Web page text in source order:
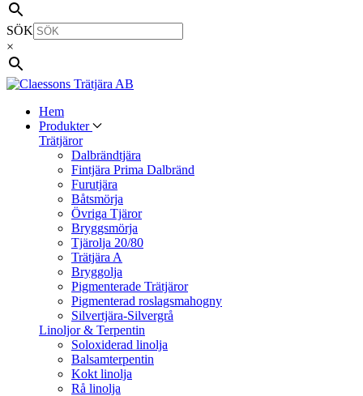
SÖK
×
Hem
Produkter
Trätjäror
Dalbrändtjära
Fintjära Prima Dalbränd
Furutjära
Båtsmörja
Övriga Tjäror
Bryggsmörja
Tjärolja 20/80
Trätjära A
Bryggolja
Pigmenterade Trätjäror
Pigmenterad roslagsmahogny
Silvertjära-Silvergrå
Linoljor & Terpentin
Soloxiderad linolja
Balsamterpentin
Kokt linolja
Rå linolja